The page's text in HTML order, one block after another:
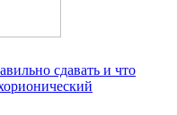
сдавать и что